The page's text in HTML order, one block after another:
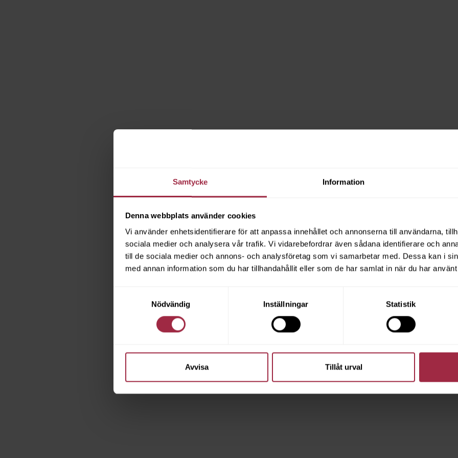
Samtycke Information
Denna webbplats använder cookies
Vi använder enhetsidentifierare för att anpassa innehållet och annonserna till användarna,
sociala medier och analysera vår trafik. Vi vidarebefordrar även sådana identifierare och
till de sociala medier och annons- och analysföretag som vi samarbetar med. Dessa kan i
med annan information som du har tillhandahållit eller som de har samlat in när du har
Nödvändig
Inställningar Statistik
Avvisa Tillåt urval